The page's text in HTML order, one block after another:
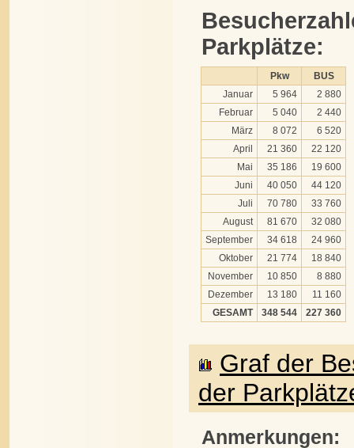
Parkplätze:
Pkw
BUS
Januar
5 964
2 880
Februar
5 040
2 440
März
8 072
6 520
April
21 360
22 120
Mai
35 186
19 600
Juni
40 050
44 120
Juli
70 780
33 760
August
81 670
32 080
September
34 618
24 960
Oktober
21 774
18 840
November
10 850
8 880
Dezember
13 180
11 160
GESAMT
348 544 227 360
Graf der
der
Anmerkungen: